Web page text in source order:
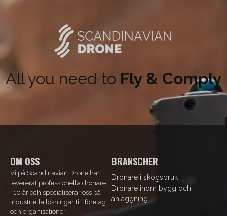
Snabbkoppling
Strömförsyning Batteri RRC2204-2
Precision 3cm
Antal returer
Laser YellowScan egenutvecklad
IMU SBG Quanta Micro
All you need to Fly & Comply
OM OSS
Vi på Scandinavian Drone har
levererat professionella drönare
i 10 år och specialiserar oss på
industriella lösningar till företag
och organisationer.
BRANSCHER
Drönare i skogsbruk
Drönare inom bygg och
anläggning